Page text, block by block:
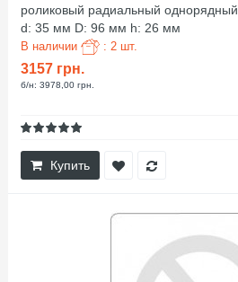
роликовый радиальный однорядный
d: 35 мм D: 96 мм h: 26 мм
В наличии : 2 шт.
3157 грн.
б/н: 3978,00 грн.
Купить